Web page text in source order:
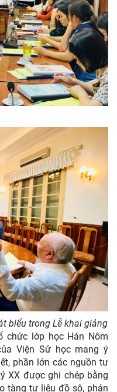
biểu trong Lễ khai giảng
chức lớp học Hán Nôm
Viện Sử học mang ý
phần lớn các nguồn tư
XX được ghi chép bằng
tàng tư liệu đồ sộ, phản